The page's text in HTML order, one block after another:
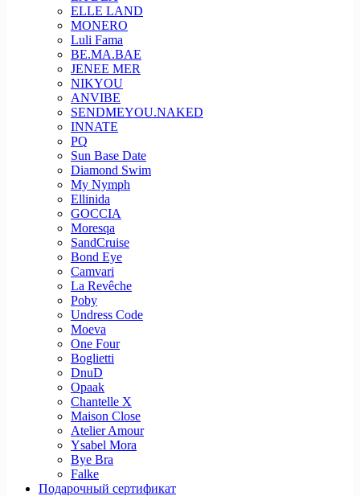
ELLE LAND
MONERO
Luli Fama
BE.MA.BAE
JENEE MER
NIKYOU
ANVIBE
SENDMEYOU.NAKED
INNATE
PQ
Sun Base Date
Diamond Swim
My Nymph
Ellinida
GOCCIA
Moresqa
SandCruise
Bond Eye
Camvari
La Revêche
Poby
Undress Code
Moeva
One Four
Boglietti
DnuD
Opaak
Chantelle X
Maison Close
Atelier Amour
Ysabel Mora
Bye Bra
Falke
Подарочный сертификат